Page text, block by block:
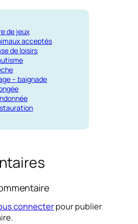
de jeux
acceptés
de loisirs
– baignade
connecterpour publier